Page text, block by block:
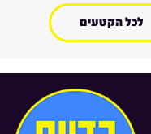
לכל הקטעים